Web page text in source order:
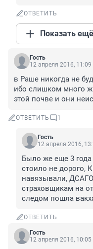
ОТВЕТИТЬ
Показать
Гость
12 апреля 2016, 11:09
в Раше никогда не
ибо слишком много
этой почве и они
ОТВЕТИТЬ 1
Гость
12 апреля 2016,
Было же еще 3
стоило не дорого,
навязывали, ДСАГО
страховщикам на
следом пошла
ОТВЕТИТЬ
Гость
12 апреля 2016, 10:05